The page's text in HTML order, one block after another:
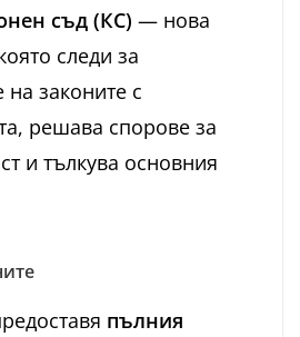
съд (КС) — нова
следи за
на законите с
решава спорове за
и тълкува основния
пълния